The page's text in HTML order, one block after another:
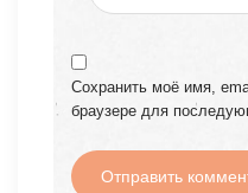
Сохранить моё имя,
браузере для